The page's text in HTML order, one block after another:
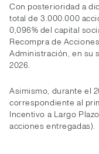
Con posterioridad a
total de 3.000.000
0,096% del capital
Recompra de
Administración, en su
2026.
Asimismo, durante el
correspondiente al
Incentivo a Largo
acciones entregadas).